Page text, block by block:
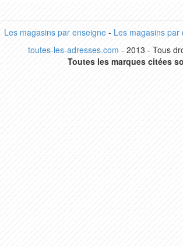
Les magasins par enseigne- Les magasins par
toutes-les-adresses.com - 2013 - Tous
Toutes les marques citées